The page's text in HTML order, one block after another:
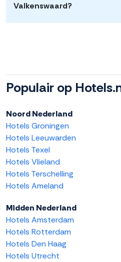
Valkenswaard?
Populair op
Noord Nederland
Hotels Groningen
Hotels Leeuwarden
Hotels Texel
Hotels Vlieland
Hotels Terschelling
Hotels Ameland
Midden Nederland
Hotels Amsterdam
Hotels Rotterdam
Hotels Den Haag
Hotels Utrecht